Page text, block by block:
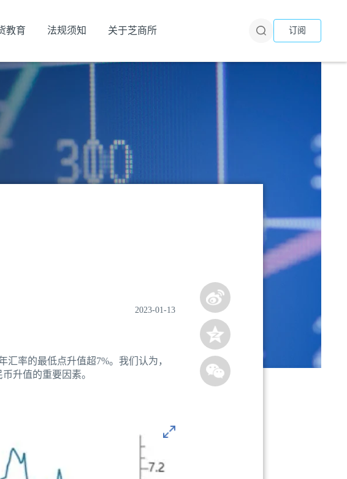
教育 法规须知 关于芝商所 订阅
2023-01-13
率的最低点升值超7%。我们认为，
升值的重要因素。